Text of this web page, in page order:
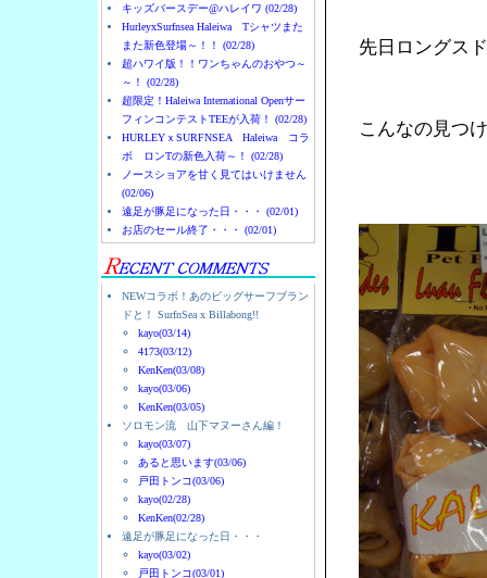
キッズバースデー@ハレイワ (02/28)
HurleyxSurfnsea Haleiwa Tシャツまた
また新色登場～！！ (02/28)
超ハワイ版！！ワンちゃんのおやつ～
～！ (02/28)
超限定！Haleiwa International Openサー
フィンコンテストTEEが入荷！ (02/28)
HURLEYｘSURFNSEA Haleiwa コラ
ボ ロンTの新色入荷～！ (02/28)
ノースショアを甘く見てはいけません
(02/06)
遠足が豚足になった日・・・ (02/01)
お店のセール終了・・・ (02/01)
NEWコラボ！あのビッグサーフブラン
ドと！ SurfnSea x Billabong!!
kayo(03/14)
4173(03/12)
KenKen(03/08)
kayo(03/06)
KenKen(03/05)
ソロモン流 山下マヌーさん編！
kayo(03/07)
あると思います(03/06)
戸田トンコ(03/06)
kayo(02/28)
KenKen(02/28)
遠足が豚足になった日・・・
kayo(03/02)
戸田トンコ(03/01)
先日ロングス
こんなの見つ